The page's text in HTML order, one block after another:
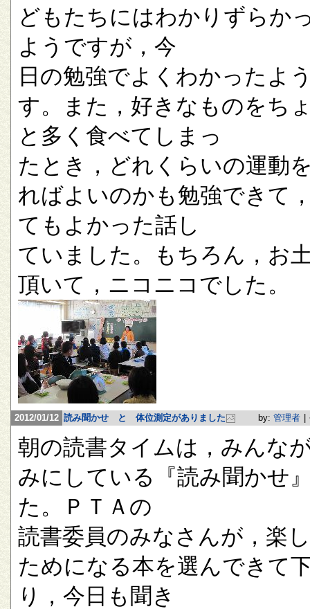
どもたちにはわかりずらか
ようですが，今
日の勉強でよくわかったよ
す。また，好きなものをち
と多く食べてしまっ
たとき，どれくらいの運動
ればよいのかも勉強できて
てもよかった話し
ていました。もちろん，お
頂いて，ニコニコでした。
2012/01/12 読み聞かせ と 体位測定がありました by: 管理者
朝の読書タイムは，みんな
みにしている『読み聞かせ
た。ＰＴＡの
読書委員のみなさんが，楽
ためになる本を選んできて
り，今日も聞き